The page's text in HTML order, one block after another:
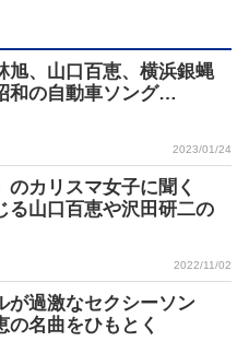
旭、山口百恵、横浜銀蝿
和の自動車ソング…
2023/01/24
のカリスマ女子に聞く
る山口百恵や沢田研二の
2022/11/02
が過激なセクシーソン
名曲をひもとく